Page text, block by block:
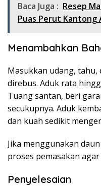
Baca Juga : Resep
Puas Perut Kantong
Menambahkan
Masukkan udang, tahu,
direbus. Aduk rata
Tuang santan, beri
secukupnya. Aduk
dan kuah sedikit
Jika menggunakan
proses pemasakan
Penyelesaian